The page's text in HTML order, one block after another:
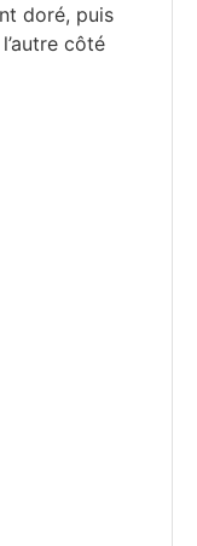
doré, puis
côté